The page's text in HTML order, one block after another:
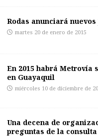
Rodas anunciará
martes 20 de enero de 2015
En 2015 habrá Metrovía
en Guayaquil
miércoles 10 de diciembre de
Una decena de
preguntas de la